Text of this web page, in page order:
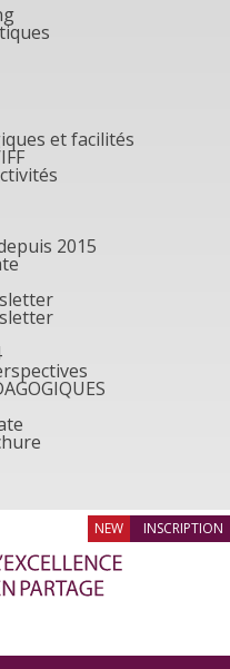
et facilités
2015
INSCRIPTION